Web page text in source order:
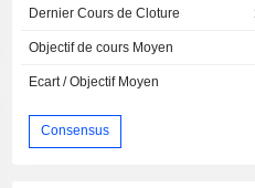
Dernier Cours de Cloture
Objectif de cours Moyen
Ecart / Objectif Moyen
Consensus